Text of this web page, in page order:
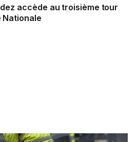
accède au troisième tour
Nationale